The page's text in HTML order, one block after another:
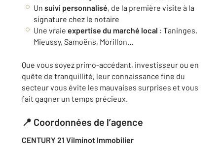
Un suivi personnalisé, de la première visite à la
signature chez le notaire
Une vraie expertise du marché local : Taninges,
Mieussy, Samoëns, Morillon…
Que vous soyez primo-accédant, investisseur ou en
quête de tranquillité, leur connaissance fine du
secteur vous évite les mauvaises surprises et vous
fait gagner un temps précieux.
📍 Coordonnées de l’agence
CENTURY 21 Vilminot Immobilier